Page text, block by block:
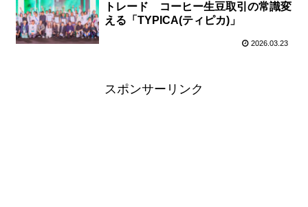
トレード コーヒー生豆取引の常識変
える「TYPICA(ティピカ)」
2026.03.23
スポンサーリンク